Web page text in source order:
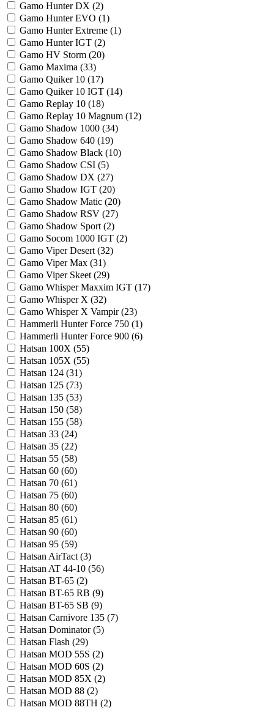
Gamo Hunter DX (2)
Gamo Hunter EVO (1)
Gamo Hunter Extreme (1)
Gamo Hunter IGT (2)
Gamo HV Storm (20)
Gamo Maxima (33)
Gamo Quiker 10 (17)
Gamo Quiker 10 IGT (14)
Gamo Replay 10 (18)
Gamo Replay 10 Magnum (12)
Gamo Shadow 1000 (34)
Gamo Shadow 640 (19)
Gamo Shadow Black (10)
Gamo Shadow CSI (5)
Gamo Shadow DX (27)
Gamo Shadow IGT (20)
Gamo Shadow Matic (20)
Gamo Shadow RSV (27)
Gamo Shadow Sport (2)
Gamo Socom 1000 IGT (2)
Gamo Viper Desert (32)
Gamo Viper Max (31)
Gamo Viper Skeet (29)
Gamo Whisper Maxxim IGT (17)
Gamo Whisper X (32)
Gamo Whisper X Vampir (23)
Hammerli Hunter Force 750 (1)
Hammerli Hunter Force 900 (6)
Hatsan 100X (55)
Hatsan 105X (55)
Hatsan 124 (31)
Hatsan 125 (73)
Hatsan 135 (53)
Hatsan 150 (58)
Hatsan 155 (58)
Hatsan 33 (24)
Hatsan 35 (22)
Hatsan 55 (58)
Hatsan 60 (60)
Hatsan 70 (61)
Hatsan 75 (60)
Hatsan 80 (60)
Hatsan 85 (61)
Hatsan 90 (60)
Hatsan 95 (59)
Hatsan AirTact (3)
Hatsan AT 44-10 (56)
Hatsan BT-65 (2)
Hatsan BT-65 RB (9)
Hatsan BT-65 SB (9)
Hatsan Carnivore 135 (7)
Hatsan Dominator (5)
Hatsan Flash (29)
Hatsan MOD 55S (2)
Hatsan MOD 60S (2)
Hatsan MOD 85X (2)
Hatsan MOD 88 (2)
Hatsan MOD 88TH (2)